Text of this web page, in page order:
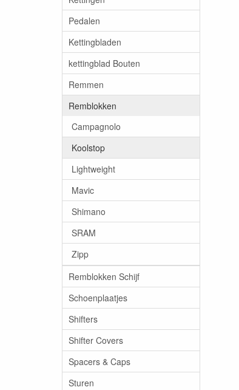
Pedalen
Kettingbladen
kettingblad Bouten
Remmen
Remblokken
Campagnolo
Koolstop
Lightweight
Mavic
Shimano
SRAM
Zipp
Remblokken Schijf
Schoenplaatjes
Shifters
Shifter Covers
Spacers & Caps
Sturen